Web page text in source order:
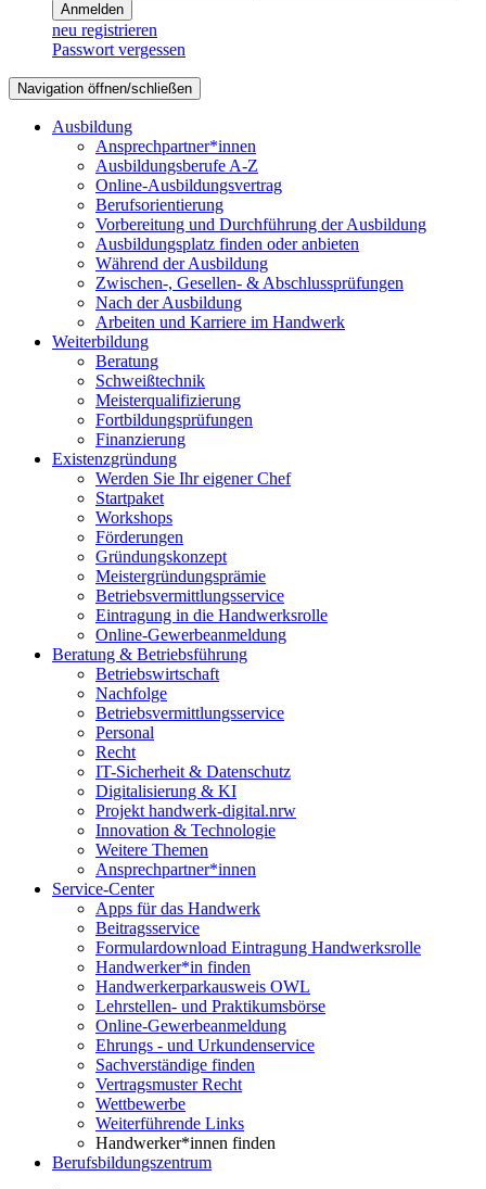
Anmelden
neu registrieren
Passwort vergessen
Navigation öffnen/schließen
Ausbildung
Ansprechpartner*innen
Ausbildungsberufe A-Z
Online-Ausbildungsvertrag
Berufsorientierung
Vorbereitung und Durchführung der Ausbildung
Ausbildungsplatz finden oder anbieten
Während der Ausbildung
Zwischen-, Gesellen- & Abschlussprüfungen
Nach der Ausbildung
Arbeiten und Karriere im Handwerk
Weiterbildung
Beratung
Schweißtechnik
Meisterqualifizierung
Fortbildungsprüfungen
Finanzierung
Existenzgründung
Werden Sie Ihr eigener Chef
Startpaket
Workshops
Förderungen
Gründungskonzept
Meistergründungsprämie
Betriebsvermittlungsservice
Eintragung in die Handwerksrolle
Online-Gewerbeanmeldung
Beratung & Betriebsführung
Betriebswirtschaft
Nachfolge
Betriebsvermittlungsservice
Personal
Recht
IT-Sicherheit & Datenschutz
Digitalisierung & KI
Projekt handwerk-digital.nrw
Innovation & Technologie
Weitere Themen
Ansprechpartner*innen
Service-Center
Apps für das Handwerk
Beitragsservice
Formulardownload Eintragung Handwerksrolle
Handwerker*in finden
Handwerkerparkausweis OWL
Lehrstellen- und Praktikumsbörse
Online-Gewerbeanmeldung
Ehrungs - und Urkundenservice
Sachverständige finden
Vertragsmuster Recht
Wettbewerbe
Weiterführende Links
Handwerker*innen finden
Berufsbildungszentrum